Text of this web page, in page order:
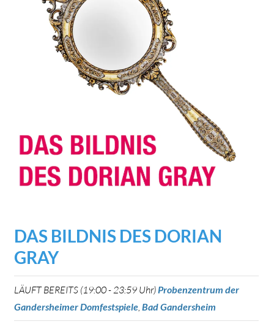
DAS BILDNIS DES DORIAN
GRAY
LÄUFT BEREITS (19:00 - 23:59 Uhr)Probenzentrum der
Gandersheimer Domfestspiele, Bad Gandersheim